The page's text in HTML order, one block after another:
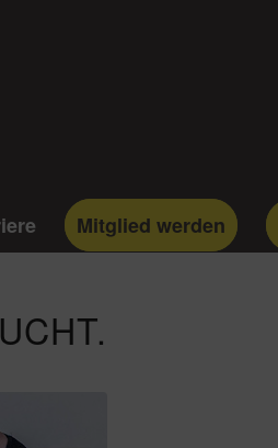
Mitglied werden